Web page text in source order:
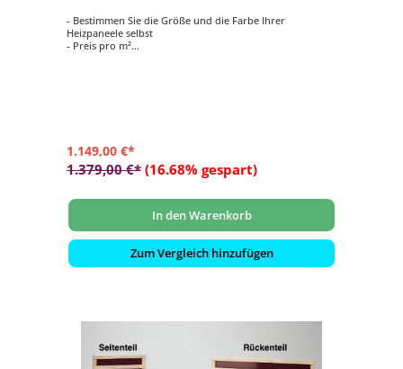
- Bestimmen Sie die Größe und die Farbe Ihrer
Heizpaneele selbst
- Preis pro m²
1.149,00 €*
1.379,00 €* (16.68% gespart)
In den Warenkorb
Zum Vergleich hinzufügen